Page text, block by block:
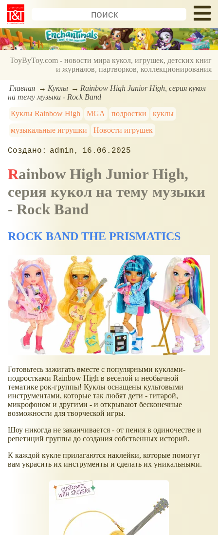
ToyByToy.com - новости мира кукол, игрушек, детских книг
и журналов, партворков, коллекционирования
Главная Куклы
Rainbow High Junior High, серия кукол
на тему музыки - Rock Band
Куклы Rainbow High
MGA подростки
куклы
музыкальные игрушки
Новости игрушек
admin 16.06.2025
Rainbow High Junior High,
серия кукол на тему музыки
- Rock Band
ROCK BAND THE PRISMATICS
Готовьтесь зажигать вместе с популярными куклами-
подростками Rainbow High в веселой и необычной
тематике рок-группы! Куклы оснащены культовыми
инструментами, которые так любят дети - гитарой,
микрофоном и другими - и открывают бесконечные
возможности для творческой игры.
Шоу никогда не заканчивается - от пения в одиночестве и
репетиций группы до создания собственных историй.
К каждой кукле прилагаются наклейки, которые помогут
вам украсить их инструменты и сделать их уникальными.